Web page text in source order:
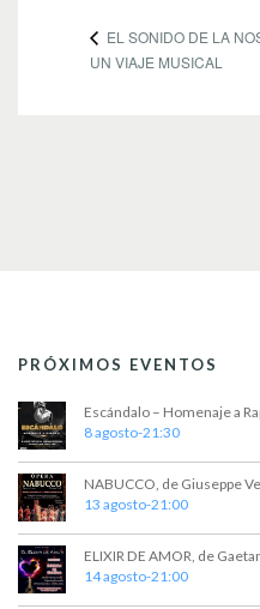
EL SONIDO DE LA
UN VIAJE MUSICAL
PRÓXIMOS EVENTOS
Escándalo – Homenaje a
8 agosto-21:30
NABUCCO, de Giuseppe
13 agosto-21:00
ELIXIR DE AMOR, de
14 agosto-21:00